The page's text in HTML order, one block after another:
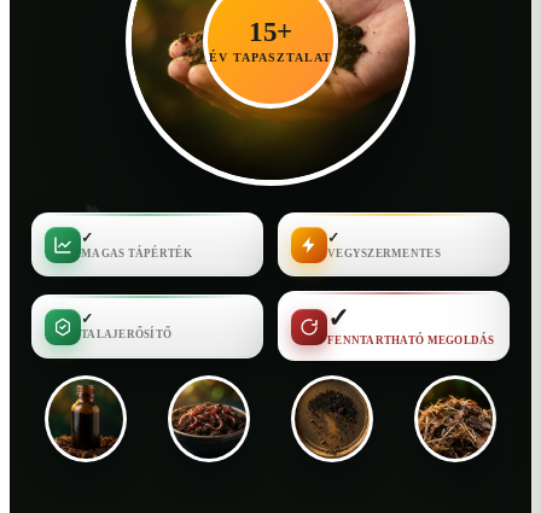
15+
ÉV TAPASZTALAT
✓
MAGAS TÁPÉRTÉK
✓
VEGYSZERMENTES
✓
TALAJERŐSÍTŐ
✓
FENNTARTHATÓ MEGOLDÁS